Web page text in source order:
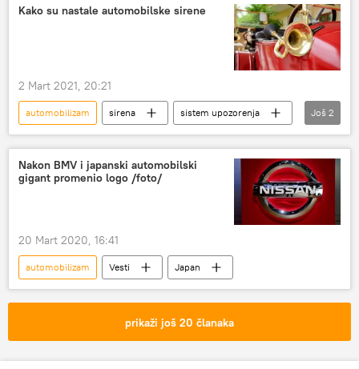
Kako su nastale automobilske sirene
2 Mart 2021, 20:21
automobilizam sirena
sistem upozorenja
Automobili
Društvo
Još 2
Nakon BMV i japanski automobilski
gigant promenio logo /foto/
20 Mart 2020, 16:41
automobilizam Vesti Japan
prikaži još 20 članaka